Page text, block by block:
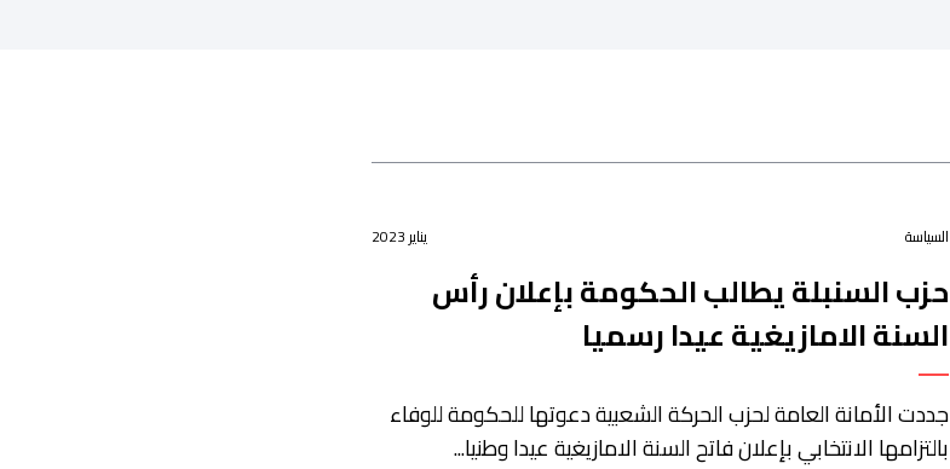
السياسة يناير 2023
حزب السنبلة يطالب الحكومة بإعلان رأس
السنة الامازيغية عيدا رسميا
جددت الأمانة العامة لحزب الحركة الشعبية دعوتها للحكومة للوفاء
بالتزامها الانتخابي بإعلان فاتح السنة الامازيغية عيدا وطنيا...